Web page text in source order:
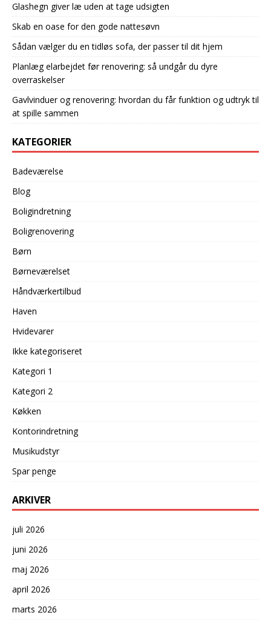
Glashegn giver læ uden at tage udsigten
Skab en oase for den gode nattesøvn
Sådan vælger du en tidløs sofa, der passer til dit hjem
Planlæg elarbejdet før renovering: så undgår du dyre
overraskelser
Gavlvinduer og renovering: hvordan du får funktion og udtryk til
at spille sammen
KATEGORIER
Badeværelse
Blog
Boligindretning
Boligrenovering
Børn
Børneværelset
Håndværkertilbud
Haven
Hvidevarer
Ikke kategoriseret
Kategori 1
Kategori 2
Køkken
Kontorindretning
Musikudstyr
Spar penge
ARKIVER
juli 2026
juni 2026
maj 2026
april 2026
marts 2026